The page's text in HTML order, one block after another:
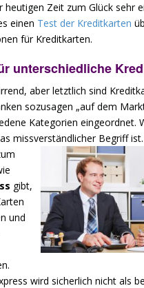
heutigen Zeit zum Glück sehr
einen Test der Kreditkarten
für Kreditkarten.
unterschiedliche
aber letztlich sind
sozusagen „auf dem
Kategorien eingeordnet.
missverständlicher Begriff ist.
gibt,
und
wird sicherlich nicht als